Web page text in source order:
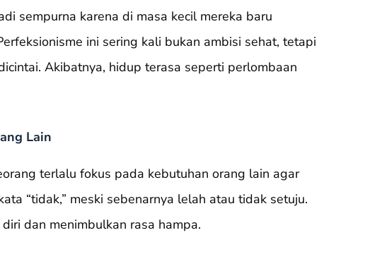
sempurna karena di masa kecil mereka baru
ini sering kali bukan ambisi sehat, tetapi
Akibatnya, hidup terasa seperti perlombaan
Lain
terlalu fokus pada kebutuhan orang lain agar
“tidak,” meski sebenarnya lelah atau tidak setuju.
dan menimbulkan rasa hampa.